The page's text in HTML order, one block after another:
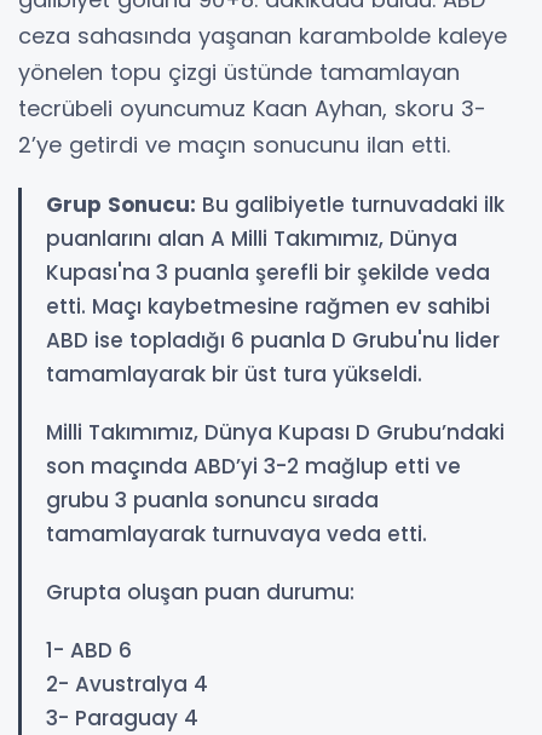
ceza sahasında yaşanan karambolde kaleye
yönelen topu çizgi üstünde tamamlayan
tecrübeli oyuncumuz Kaan Ayhan, skoru 3-
2’ye getirdi ve maçın sonucunu ilan etti.
Grup Sonucu: Bu galibiyetle turnuvadaki ilk
puanlarını alan A Milli Takımımız, Dünya
Kupası'na 3 puanla şerefli bir şekilde veda
etti. Maçı kaybetmesine rağmen ev sahibi
ABD ise topladığı 6 puanla D Grubu'nu lider
tamamlayarak bir üst tura yükseldi.
Milli Takımımız, Dünya Kupası D Grubu’ndaki
son maçında ABD’yi 3-2 mağlup etti ve
grubu 3 puanla sonuncu sırada
tamamlayarak turnuvaya veda etti.
Grupta oluşan puan durumu:
1- ABD 6
2- Avustralya 4
3- Paraguay 4